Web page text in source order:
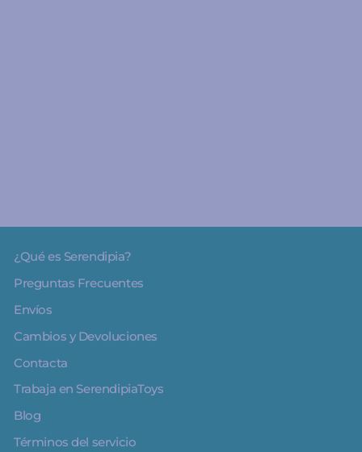
¿Qué es Serendipia?
Preguntas Frecuentes
Envíos
Cambios y Devoluciones
Contacta
Trabaja en SerendipiaToys
Blog
Términos del servicio